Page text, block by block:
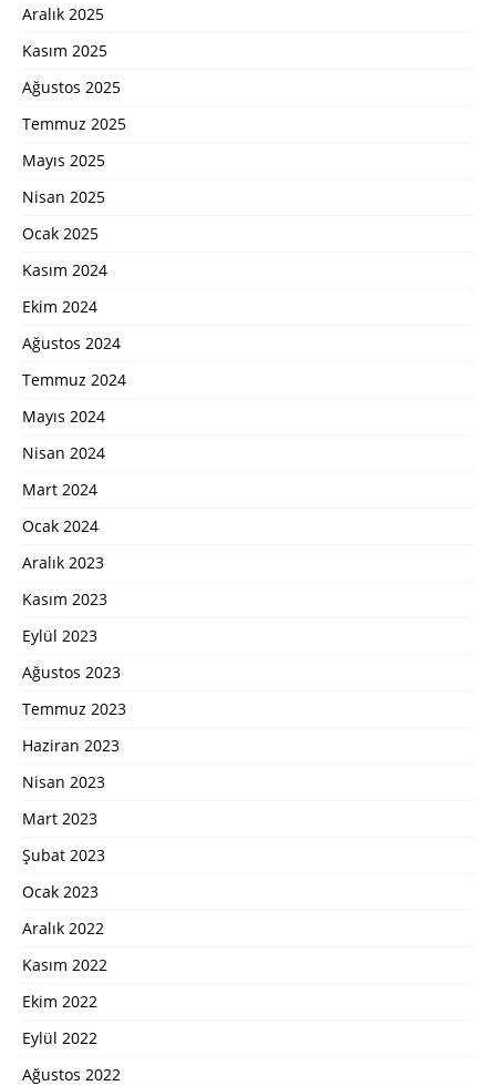
Aralık 2025
Kasım 2025
Ağustos 2025
Temmuz 2025
Mayıs 2025
Nisan 2025
Ocak 2025
Kasım 2024
Ekim 2024
Ağustos 2024
Temmuz 2024
Mayıs 2024
Nisan 2024
Mart 2024
Ocak 2024
Aralık 2023
Kasım 2023
Eylül 2023
Ağustos 2023
Temmuz 2023
Haziran 2023
Nisan 2023
Mart 2023
Şubat 2023
Ocak 2023
Aralık 2022
Kasım 2022
Ekim 2022
Eylül 2022
Ağustos 2022